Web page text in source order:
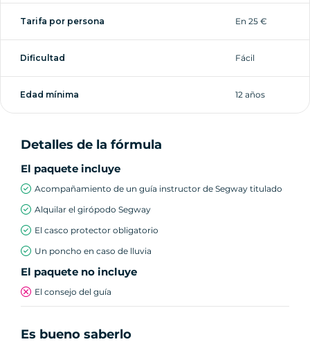
Salines, regresará a la Place Foch por la Rue de
Dunkerque, calle comercial de St-Omer desde la
noche de los tiempos.
Un paseo tranquilo para descubrir Saint-Omer y
el placer de conducir un Segway.
Tarifa por persona En 25 €
Dificultad Fácil
Edad mínima 12 años
Detalles de la fórmula
El paquete incluye
Acompañamiento de un guía instructor de Segway titulado
Alquilar el girópodo Segway
El casco protector obligatorio
Un poncho en caso de lluvia
El paquete no incluye
El consejo del guía
Es bueno saberlo